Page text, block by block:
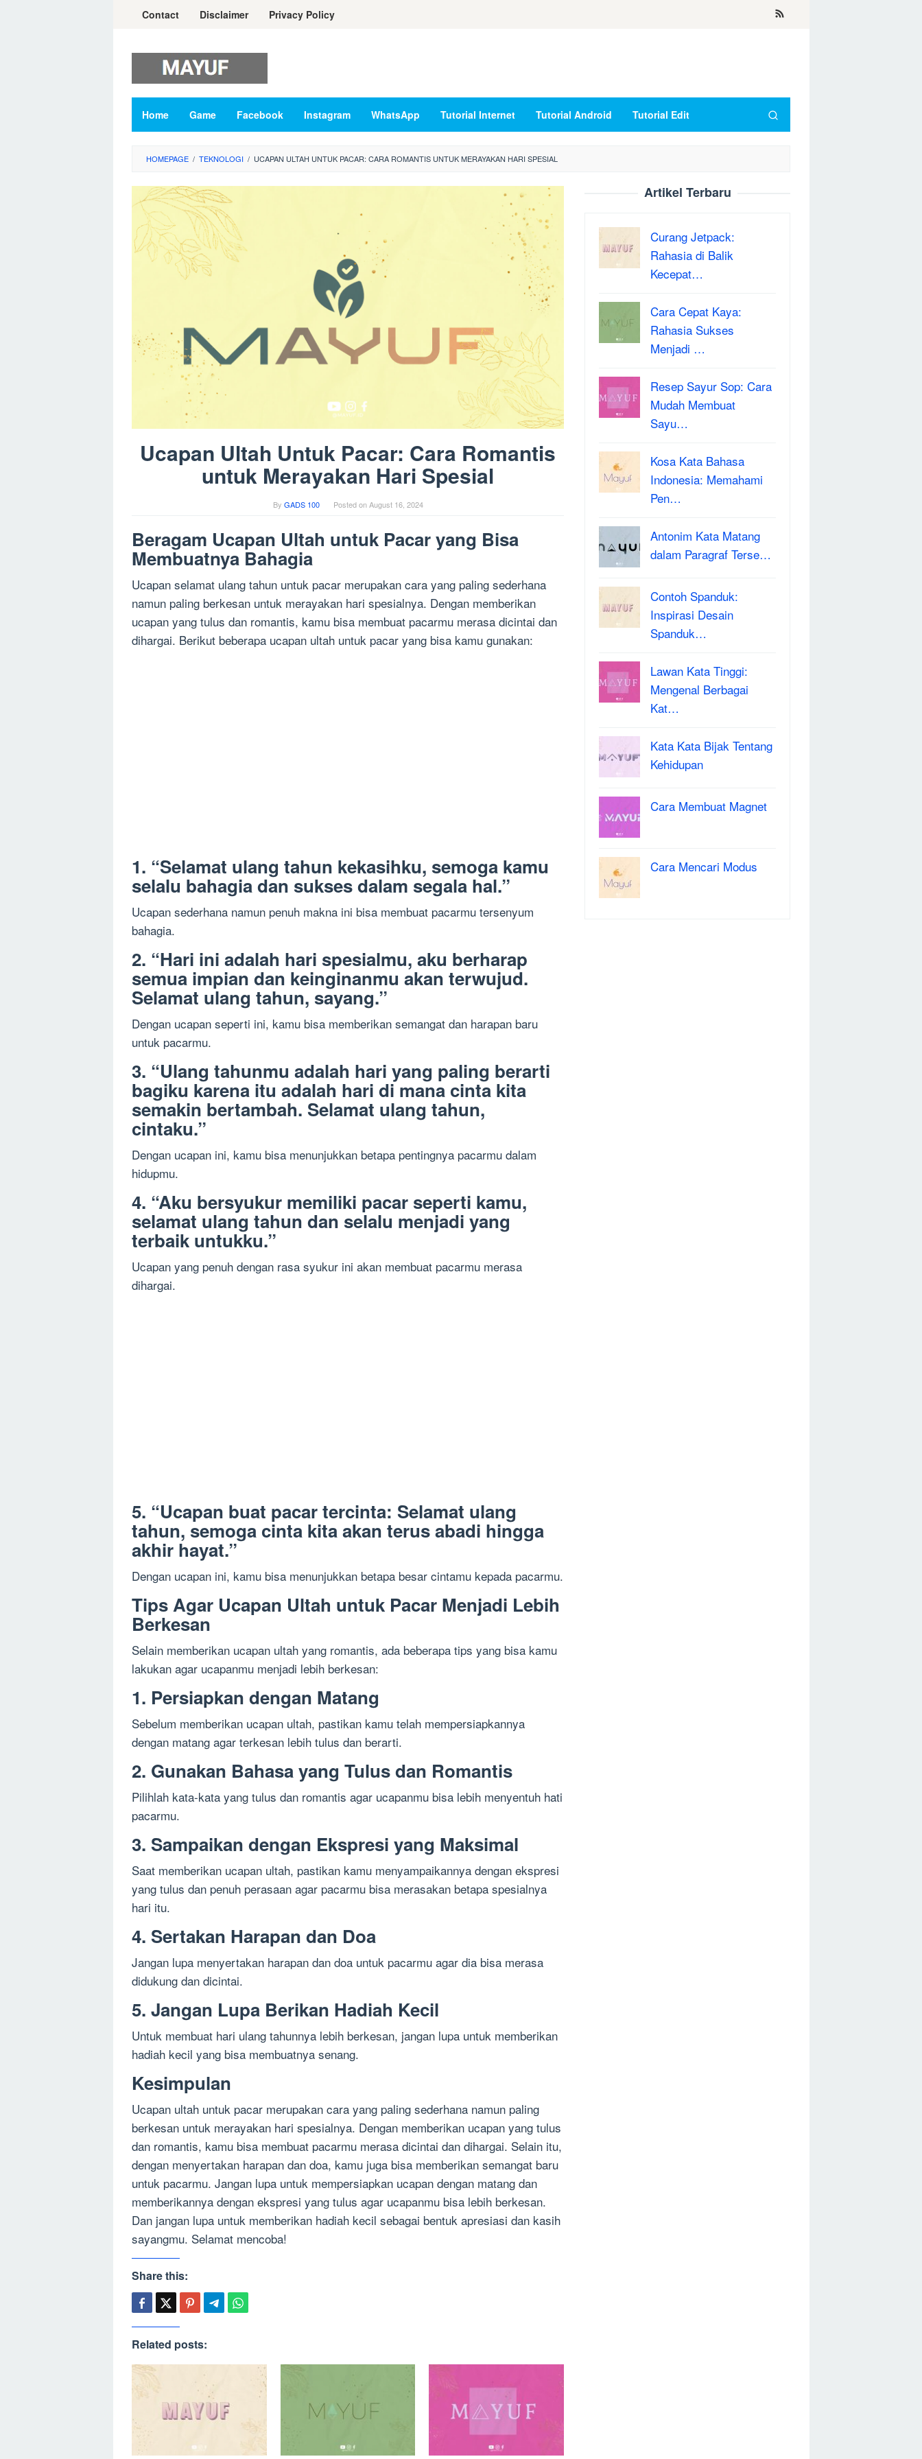
Contact Disclaimer Privacy Policy
Home Game Facebook Instagram WhatsApp Tutorial Internet Tutorial Android Tutorial Edit
HOMEPAGE / TEKNOLOGI / UCAPAN ULTAH UNTUK PACAR: CARA ROMANTIS UNTUK MERAYAKAN HARI SPESIAL
Ucapan Ultah Untuk Pacar: Cara Romantis
untuk Merayakan Hari Spesial
By GADS 100 Posted onAugust 16, 2024
Beragam Ucapan Ultah untuk Pacar yang Bisa
Membuatnya Bahagia
Ucapan selamat ulang tahun untuk pacar merupakan cara yang paling sederhana
namun paling berkesan untuk merayakan hari spesialnya. Dengan memberikan
ucapan yang tulus dan romantis, kamu bisa membuat pacarmu merasa dicintai dan
dihargai. Berikut beberapa ucapan ultah untuk pacar yang bisa kamu gunakan:
1. “Selamat ulang tahun kekasihku, semoga kamu
selalu bahagia dan sukses dalam segala hal.”
Ucapan sederhana namun penuh makna ini bisa membuat pacarmu tersenyum
bahagia.
2. “Hari ini adalah hari spesialmu, aku berharap
semua impian dan keinginanmu akan terwujud.
Selamat ulang tahun, sayang.”
Dengan ucapan seperti ini, kamu bisa memberikan semangat dan harapan baru
untuk pacarmu.
3. “Ulang tahunmu adalah hari yang paling berarti
bagiku karena itu adalah hari di mana cinta kita
semakin bertambah. Selamat ulang tahun,
cintaku.”
Dengan ucapan ini, kamu bisa menunjukkan betapa pentingnya pacarmu dalam
hidupmu.
4. “Aku bersyukur memiliki pacar seperti kamu,
selamat ulang tahun dan selalu menjadi yang
terbaik untukku.”
Ucapan yang penuh dengan rasa syukur ini akan membuat pacarmu merasa
dihargai.
5. “Ucapan buat pacar tercinta: Selamat ulang
tahun, semoga cinta kita akan terus abadi hingga
akhir hayat.”
Dengan ucapan ini, kamu bisa menunjukkan betapa besar cintamu kepada pacarmu.
Tips Agar Ucapan Ultah untuk Pacar Menjadi Lebih
Berkesan
Selain memberikan ucapan ultah yang romantis, ada beberapa tips yang bisa kamu
lakukan agar ucapanmu menjadi lebih berkesan:
1. Persiapkan dengan Matang
Sebelum memberikan ucapan ultah, pastikan kamu telah mempersiapkannya
dengan matang agar terkesan lebih tulus dan berarti.
2. Gunakan Bahasa yang Tulus dan Romantis
Pilihlah kata-kata yang tulus dan romantis agar ucapanmu bisa lebih menyentuh hati
pacarmu.
3. Sampaikan dengan Ekspresi yang Maksimal
Saat memberikan ucapan ultah, pastikan kamu menyampaikannya dengan ekspresi
yang tulus dan penuh perasaan agar pacarmu bisa merasakan betapa spesialnya
hari itu.
4. Sertakan Harapan dan Doa
Jangan lupa menyertakan harapan dan doa untuk pacarmu agar dia bisa merasa
didukung dan dicintai.
5. Jangan Lupa Berikan Hadiah Kecil
Untuk membuat hari ulang tahunnya lebih berkesan, jangan lupa untuk memberikan
hadiah kecil yang bisa membuatnya senang.
Kesimpulan
Ucapan ultah untuk pacar merupakan cara yang paling sederhana namun paling
berkesan untuk merayakan hari spesialnya. Dengan memberikan ucapan yang tulus
dan romantis, kamu bisa membuat pacarmu merasa dicintai dan dihargai. Selain itu,
dengan menyertakan harapan dan doa, kamu juga bisa memberikan semangat baru
untuk pacarmu. Jangan lupa untuk mempersiapkan ucapan dengan matang dan
memberikannya dengan ekspresi yang tulus agar ucapanmu bisa lebih berkesan.
Dan jangan lupa untuk memberikan hadiah kecil sebagai bentuk apresiasi dan kasih
sayangmu. Selamat mencoba!
Share this:
Related posts:
Artikel Terbaru
Curang Jetpack:
Rahasia di Balik
Kecepat…
Cara Cepat Kaya:
Rahasia Sukses
Menjadi …
Resep Sayur Sop: Cara
Mudah Membuat
Sayu…
Kosa Kata Bahasa
Indonesia: Memahami
Pen…
Antonim Kata Matang
dalam Paragraf Terse…
Contoh Spanduk:
Inspirasi Desain
Spanduk…
Lawan Kata Tinggi:
Mengenal Berbagai
Kat…
Kata Kata Bijak Tentang
Kehidupan
Cara Membuat Magnet
Cara Mencari Modus